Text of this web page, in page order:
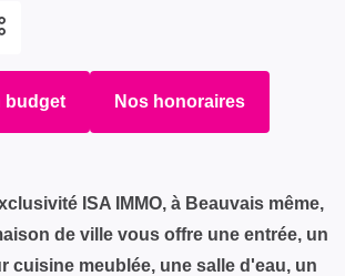
budget Nos honoraires
ISA IMMO, à Beauvais même,
de ville vous offre une entrée, un
cuisine meublée, une salle d'eau, un